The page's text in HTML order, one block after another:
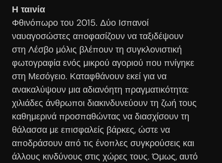
Η ταινία
Φθινόπωρο του 2015. Δύο Ισπανοί
ναυαγοσώστες αποφασίζουν να ταξιδέψουν
στη Λέσβο μόλις βλέπουν τη συγκλονιστική
φωτογραφία ενός μικρού αγοριού που πνίγηκε
στη Μεσόγειο. Καταφθάνουν εκεί για να
ανακαλύψουν μια αδιανόητη πραγματικότητα:
χιλιάδες άνθρωποι διακινδυνεύουν τη ζωή τους
καθημερινά προσπαθώντας να διασχίσουν τη
θάλασσα με επισφαλείς βάρκες, ώστε να
αποδράσουν από τις ένοπλες συγκρούσεις και
άλλους κινδύνους στις χώρες τους. Όμως, αυτό